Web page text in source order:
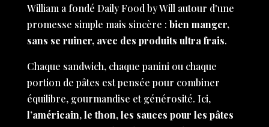
William a fondé Daily Food by Will autour d'une
promesse simple mais sincère : bien manger,
sans se ruiner, avec des produits ultra frais.
Chaque sandwich, chaque panini ou chaque
portion de pâtes est pensée pour combiner
équilibre, gourmandise et générosité. Ici,
l’américain, le thon, les sauces pour les pâtes